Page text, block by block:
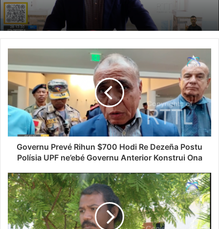
Governu Prevé Rihun $700 Hodi Re Dezeña Postu
Polísia UPF ne’ebé Governu Anterior Konstrui Ona